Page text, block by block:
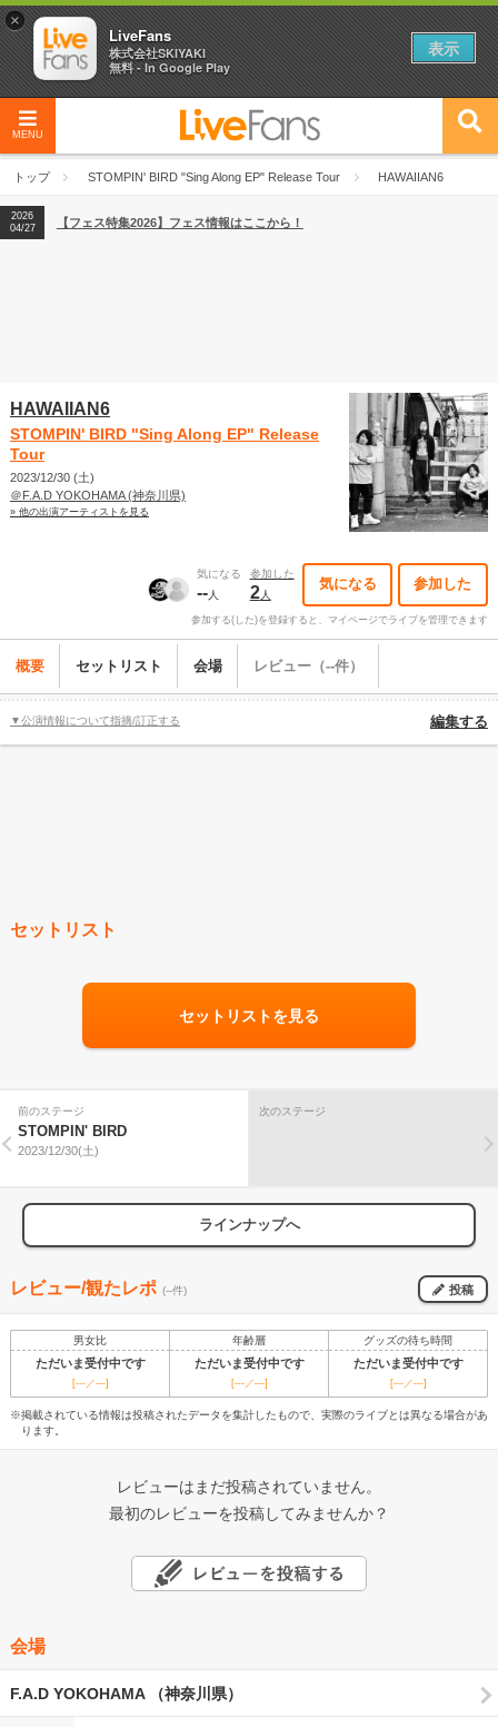
MENU
トップ STOMPIN' BIRD "Sing Along EP" Release Tour HAWAIIAN6
2026
04/27
2026
【ライブ動員ランキング】2026年上半期編発表！
2026
04/27
【フェス特集2026】フェス情報はここから！
HAWAIIAN6
STOMPIN' BIRD "Sing Along EP" Release
Tour
2023/12/30 (土)
＠F.A.D YOKOHAMA (神奈川県)
» 他の出演アーティストを見る
気になる
--人
参加した
2人
気になる 参加した
参加する(した)を登録すると、マイページでライブを管理できます
概要 セットリスト 会場 レビュー（--件）
▼公演情報について指摘/訂正する 編集する
セットリスト
セットリストを見る
前のステージ
STOMPIN' BIRD
2023/12/30(土)
次のステージ
ラインナップへ
レビュー/観たレポ (--件) 投稿
男女比 年齢層 グッズの待ち時間
ただいま受付中です ただいま受付中です ただいま受付中です
[---／---] [---／---] [---／---]
※掲載されている情報は投稿されたデータを集計したもので、実際のライブとは異なる場合があ
ります。
レビューはまだ投稿されていません。
最初のレビューを投稿してみませんか？
会場
F.A.D YOKOHAMA （神奈川県）
×
LiveFans
株式会社SKIYAKI
無料 - In Google Play
表示